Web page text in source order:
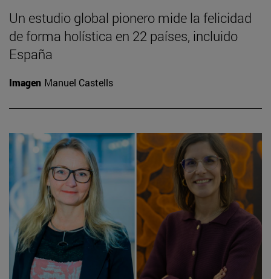
Un estudio global pionero mide la felicidad
de forma holística en 22 países, incluido
España
Imagen Manuel Castells